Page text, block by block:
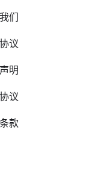
们
议
明
议
款